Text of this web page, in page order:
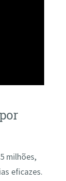
milhões,
eficazes.